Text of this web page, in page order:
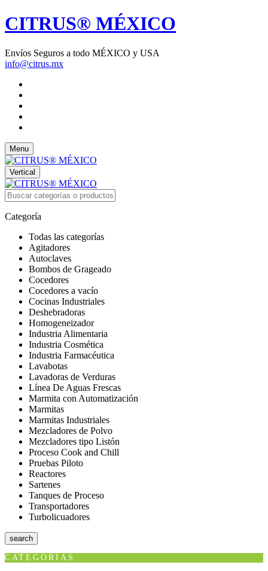
CITRUS® MÉXICO
Envíos Seguros a todo MÉXICO y USA
info@citrus.mx
Menu
Vertical
Categoría
Todas las categorías
Agitadores
Autoclaves
Bombos de Grageado
Cocedores
Cocedores a vacío
Cocinas Industriales
Deshebradoras
Homogeneizador
Industria Alimentaria
Industria Cosmética
Industria Farmacéutica
Lavabotas
Lavadoras de Verduras
Línea De Aguas Frescas
Marmita con Automatización
Marmitas
Marmitas Industriales
Mezcladores de Polvo
Mezcladores tipo Listón
Proceso Cook and Chill
Pruebas Piloto
Reactores
Sartenes
Tanques de Proceso
Transportadores
Turbolicuadores
search
CATEGORÍAS